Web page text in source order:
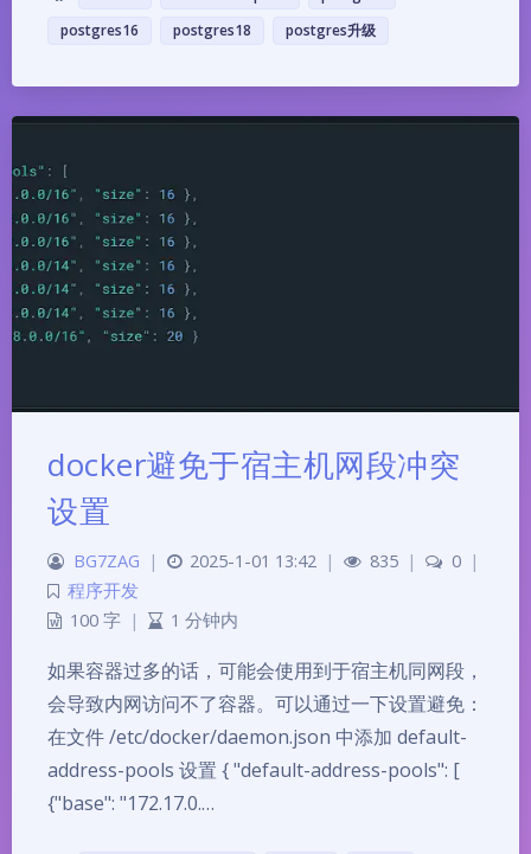
postgres16
postgres18 postgres升级
docker避免于宿主机网段冲突
设置
BG7ZAG | 2025-1-01 13:42 | 835 | 0 |
程序开发
100 字 | 1 分钟内
如果容器过多的话，可能会使用到于宿主机同网段，
会导致内网访问不了容器。可以通过一下设置避免：
在文件 /etc/docker/daemon.json 中添加 default-
address-pools 设置 { "default-address-pools": [
{"base": "172.17.0.…